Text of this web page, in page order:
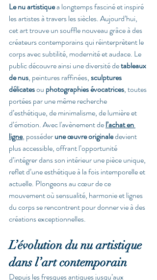
Le nu artistique a longtemps fasciné et inspiré
les artistes à travers les siècles. Aujourd’hui,
cet art trouve un souffle nouveau grâce à des
créateurs contemporains qui réinterprètent le
corps avec subtilité, modernité et audace. Le
public découvre ainsi une diversité de tableaux
de nus, peintures raffinées, sculptures
délicates ou photographies évocatrices, toutes
portées par une même recherche
d’esthétique, de minimalisme, de lumière et
d’émotion. Avec l'avènement de l’achat en
ligne, posséder une œuvre originale devient
plus accessible, offrant l’opportunité
d’intégrer dans son intérieur une pièce unique,
reflet d’une esthétique à la fois intemporelle et
actuelle. Plongeons au cœur de ce
mouvement où sensualité, harmonie et lignes
du corps se rencontrent pour donner vie à des
créations exceptionnelles.
L’évolution du nu artistique
dans l’art contemporain
Depuis les fresques antiques jusqu’aux